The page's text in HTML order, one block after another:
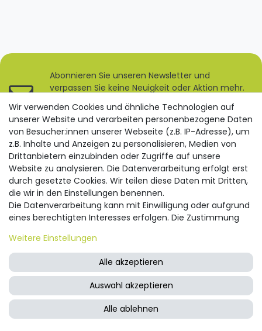
Abonnieren Sie unseren Newsletter und
verpassen Sie keine Neuigkeit oder Aktion mehr.
abbestellen.
E-MAIL **
Newsletter
Honig
Hiermit bestätige ich, dass ich dieDaten­schutz­erklärunggelesen
habe. Meine Einwilligung kann ich jederzeit widerrufen.**
** Hierbei handelt es sich um ein Pflichtfeld.
BESTELLUNG
Vertrag widerrufen
SERVICE
Wir verwenden Cookies und ähnliche Technologien auf
unserer Website und verarbeiten personenbezogene Daten
von Besucher:innen unserer Webseite (z.B. IP-Adresse), um
z.B. Inhalte und Anzeigen zu personalisieren, Medien von
Drittanbietern einzubinden oder Zugriffe auf unsere
Website zu analysieren. Die Datenverarbeitung erfolgt erst
durch gesetzte Cookies. Wir teilen diese Daten mit Dritten,
die wir in den Einstellungen benennen.
Die Datenverarbeitung kann mit Einwilligung oder aufgrund
eines berechtigten Interesses erfolgen. Die Zustimmung
nicht einzuwilligen und die Einwilligung zu einem späteren
Zeitpunkt zu ändern oder zu widerrufen. Beachten Sie unser
Impressum
und weitere Hinweise zur Verwendung
personenbezogener Daten in unsererDaten­schutz­
erklärung
Weitere Einstellungen
Alle akzeptieren
Alle ablehnen
Auswahl akzeptieren